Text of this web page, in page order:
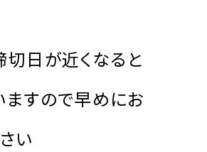
が近くなると
すので早めにお
い